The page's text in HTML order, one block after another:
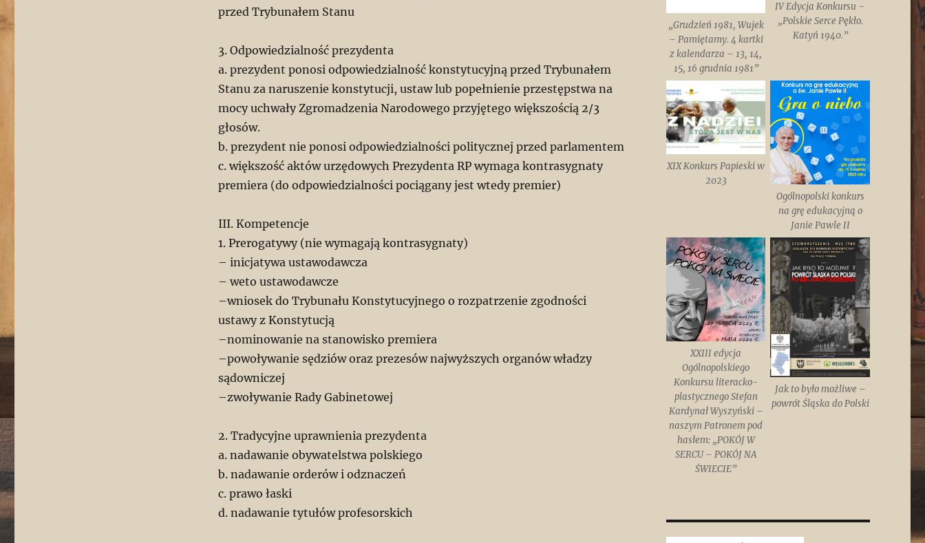
przed Trybunałem Stanu
3. Odpowiedzialność prezydenta
a. prezydent ponosi odpowiedzialność konstytucyjną przed Trybunałem
Stanu za naruszenie konstytucji, ustaw lub popełnienie przestępstwa na
mocy uchwały Zgromadzenia Narodowego przyjętego większością 2/3
głosów.
b. prezydent nie ponosi odpowiedzialności politycznej przed parlamentem
c. większość aktów urzędowych Prezydenta RP wymaga kontrasygnaty
premiera (do odpowiedzialności pociągany jest wtedy premier)
III. Kompetencje
1. Prerogatywy (nie wymagają kontrasygnaty)
– inicjatywa ustawodawcza
– weto ustawodawcze
–wniosek do Trybunału Konstytucyjnego o rozpatrzenie zgodności
ustawy z Konstytucją
–nominowanie na stanowisko premiera
–powoływanie sędziów oraz prezesów najwyższych organów władzy
sądowniczej
–zwoływanie Rady Gabinetowej
2. Tradycyjne uprawnienia prezydenta
a. nadawanie obywatelstwa polskiego
b. nadawanie orderów i odznaczeń
c. prawo łaski
d. nadawanie tytułów profesorskich
„Grudzień 1981, Wujek
– Pamiętamy. 4 kartki
z kalendarza – 13, 14,
15, 16 grudnia 1981”
IV Edycja Konkursu –
„Polskie Serce Pękło.
Katyń 1940.”
XIX Konkurs Papieski w
2023
Ogólnopolski konkurs
na grę edukacyjną o
Janie Pawle II
XXIII edycja
Ogólnopolskiego
Konkursu literacko-
plastycznego Stefan
Kardynał Wyszyński –
naszym Patronem pod
hasłem: „POKÓJ W
SERCU – POKÓJ NA
ŚWIECIE”
Jak to było możliwe –
powrót Śląska do Polski